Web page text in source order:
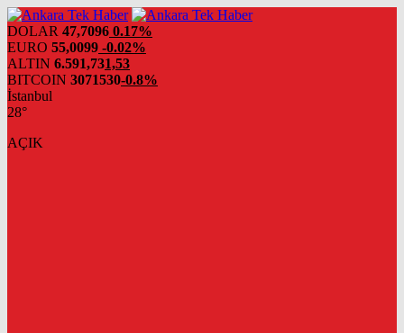
DOLAR 47,7096 0.17%
EURO 55,0099 -0.02%
ALTIN 6.591,731,53
BITCOIN 3071530-0.8%
İstanbul
28°
AÇIK